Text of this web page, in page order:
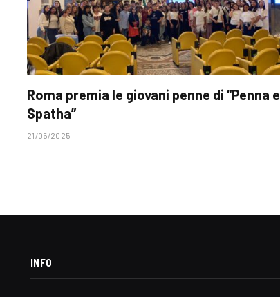
Roma premia le giovani penne di “Penna e
Spatha”
21/05/2025
INFO